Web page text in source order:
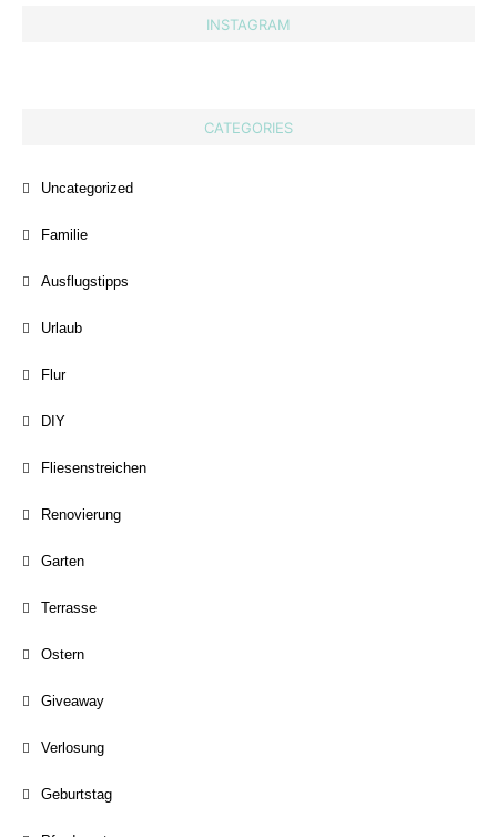
INSTAGRAM
CATEGORIES
Uncategorized
Familie
Ausflugstipps
Urlaub
Flur
DIY
Fliesenstreichen
Renovierung
Garten
Terrasse
Ostern
Giveaway
Verlosung
Geburtstag